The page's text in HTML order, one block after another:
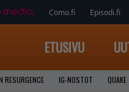
Como.fi Episodi.fi
ETUSIVU
RESURGENCE IG-NOSTOT QUAKE